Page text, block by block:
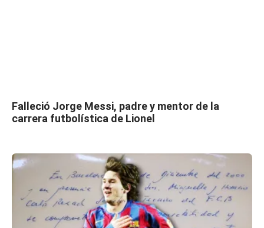
Falleció Jorge Messi, padre y mentor de la
carrera futbolística de Lionel